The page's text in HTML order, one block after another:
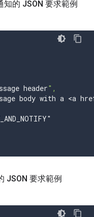
的 JSON 要求範例
header",
body with a <a
"
JSON 要求範例